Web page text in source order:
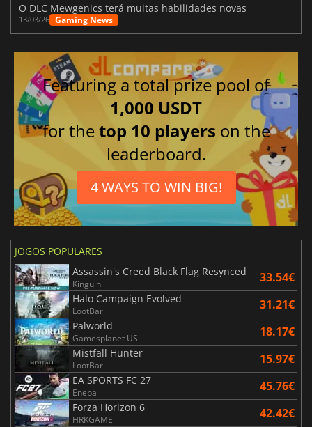
O DLC Mewgenics terá muitas habilidades novas
13/03/26 Gaming News
Featuring a total prize pool of
1,000 USDT
for thetop 10 players on the
leaderboard.
4 WAYS TO WIN BIG!
JOGOS POPULARES
Assassin's Creed Black Flag Resynced
Kinguin 33.54€
Halo Campaign Evolved
LootBar 31.21€
Palworld
Gamesplanet US 18.17€
Mistfall Hunter
LootBar 15.97€
EA SPORTS FC 27
Eneba 45.76€
Forza Horizon 6
HRKGAME 42.42€